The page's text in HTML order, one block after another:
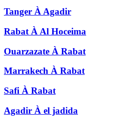
Tanger ÀAgadir
Rabat À Al Hoceima
Ouarzazate À Rabat
Marrakech À Rabat
Safi À Rabat
Agadir À el jadida